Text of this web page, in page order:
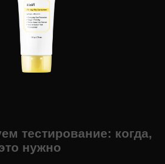
тестирование: когда,
нужно